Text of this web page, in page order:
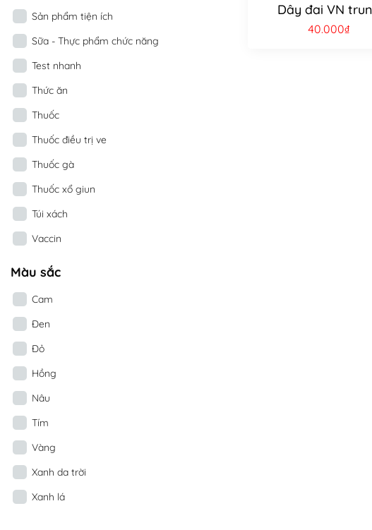
Sản phẩm tiện ích
Sữa - Thực phẩm chức năng
Test nhanh
Thức ăn
Thuốc
Thuốc điều trị ve
Thuốc gà
Thuốc xổ giun
Túi xách
Vaccin
Màu sắc
Cam
Đen
Đỏ
Hồng
Nâu
Tím
Vàng
Xanh da trời
Xanh lá
Dây đai VN
40.000₫